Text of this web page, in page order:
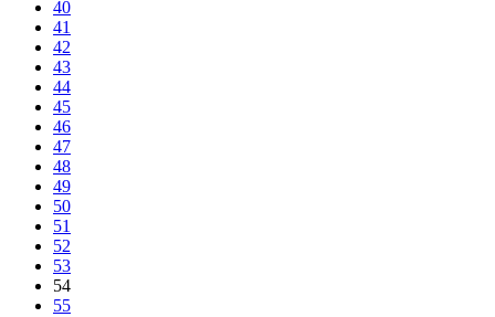
40
41
42
43
44
45
46
47
48
49
50
51
52
53
54
55